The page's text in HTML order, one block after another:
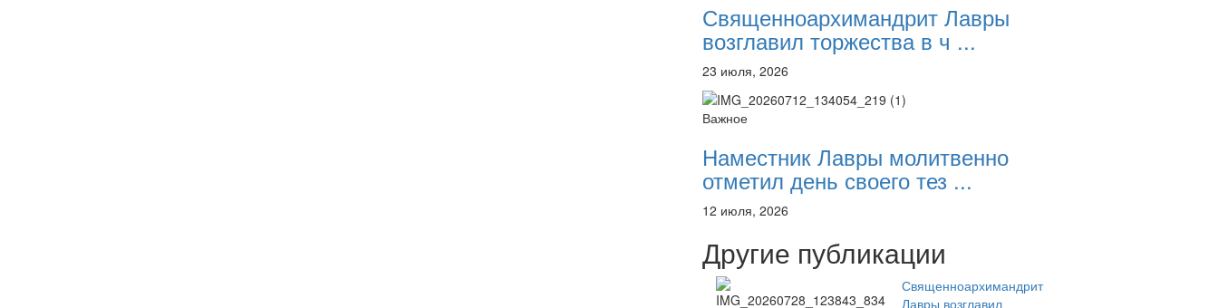
Священноархимандрит Лавры
возглавил торжества в ч ...
23 июля, 2026
Важное
Наместник Лавры молитвенно
отметил день своего тез ...
12 июля, 2026
Другие публикации
Священноархимандрит
Лавры возглавил